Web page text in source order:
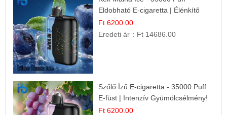
Eldobható E-cigaretta | Élénkítő
Gyümölcsös Frissesség!
Ft 6200.00
Eredeti ár： Ft 14686.00
Szőlő Ízű E-cigaretta - 35000 Puff
E-füst | Intenzív Gyümölcsélmény!
Ft 6200.00